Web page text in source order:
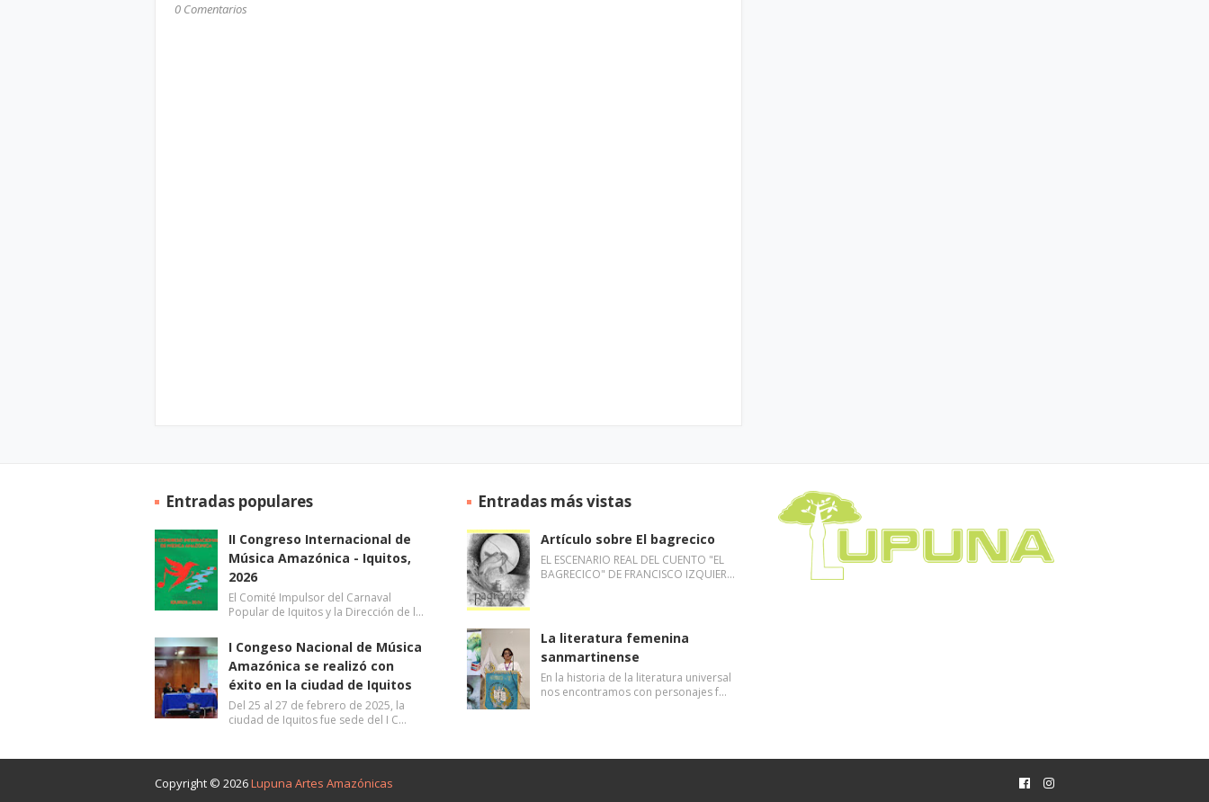
0 Comentarios
Entradas populares
II Congreso Internacional de
Música Amazónica - Iquitos,
2026
El Comité Impulsor del Carnaval
Popular de Iquitos y la Dirección de l…
I Congeso Nacional de Música
Amazónica se realizó con
éxito en la ciudad de Iquitos
Del 25 al 27 de febrero de 2025, la
ciudad de Iquitos fue sede del I C…
Entradas más vistas
Artículo sobre El bagrecico
EL ESCENARIO REAL DEL CUENTO "EL
BAGRECICO" DE FRANCISCO IZQUIER…
La literatura femenina
sanmartinense
En la historia de la literatura universal
nos encontramos con personajes f…
Copyright © 2026Lupuna Artes Amazónicas